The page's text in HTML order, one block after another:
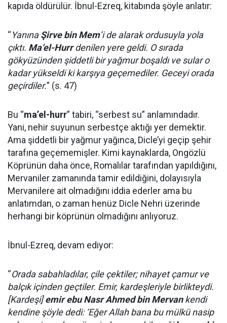
kapıda öldürülür. İbnul-Ezreq, kitabında şöyle anlatır:
“YanınaŞirve bin Mem’i de alarak ordusuyla yola
çıktı. Ma’el-Hurrdenilen yere geldi. O sırada
gökyüzünden şiddetli bir yağmur boşaldı ve sular o
kadar yükseldi ki karşıya geçemediler. Geceyi orada
geçirdiler.” (s. 47)
Bu “ma’el-hurr” tabiri, “serbest su” anlamındadır.
Yani, nehir suyunun serbestçe aktığı yer demektir.
Ama şiddetli bir yağmur yağınca, Dicle’yi geçip şehir
tarafına geçememişler. Kimi kaynaklarda, Ongözlü
Köprünün daha önce, Romalılar tarafından yapıldığını,
Mervaniler zamanında tamir edildiğini, dolayısıyla
Mervanilere ait olmadığını iddia ederler ama bu
anlatımdan, o zaman henüz Dicle Nehri üzerinde
herhangi bir köprünün olmadığını anlıyoruz.
İbnul-Ezreq, devam ediyor:
“Orada sabahladılar, çile çektiler; nihayet çamur ve
balçık içinden geçtiler. Emir, kardeşleriyle birlikteydi.
[Kardeşi]emir ebu Nasr Ahmed bin Mervankendi
kendine şöyle dedi: ‘Eğer Allah bana bu mülkü nasip